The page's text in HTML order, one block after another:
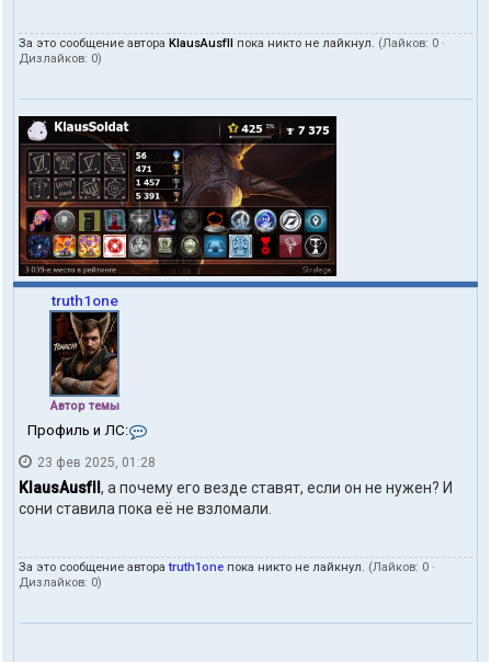
За это сообщение автора KlausAusfII пока никто не лайкнул. (Лайков: 0 ·
Дизлайков: 0)
truth1one
Автор темы
Профиль и ЛС:
н
т
а
к
п
ь
23 фев 2025, 01:28
KlausAusfII , а почему его везде ставят, если он не нужен? И
сони ставила пока её не взломали.
За это сообщение автораtruth1one пока никто не лайкнул. (Лайков: 0 ·
Дизлайков: 0)